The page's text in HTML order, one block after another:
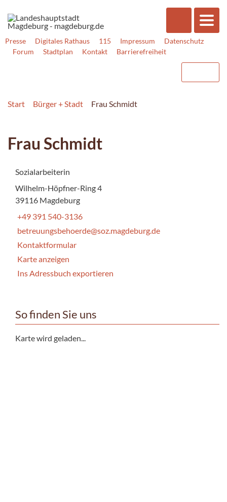
Presse Digitales Rathaus 115 Impressum
Datenschutz
Forum
Stadtplan Kontakt Barrierefreiheit
Start Bürger + Stadt Frau Schmidt
Frau Schmidt
Sozialarbeiterin
Wilhelm-Höpfner-Ring 4
39116 Magdeburg
+49 391 540-3136
betreuungsbehoerde@soz.magdeburg.de
Kontaktformular
Karte anzeigen
Ins Adressbuch exportieren
So finden Sie uns
Karte wird geladen...